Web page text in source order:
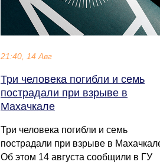
21:40, 14 Авг
Три человека погибли и семь
пострадали при взрыве в
Махачкале
Три человека погибли и семь
пострадали при взрыве в
Об этом 14 августа сообщили в ГУ